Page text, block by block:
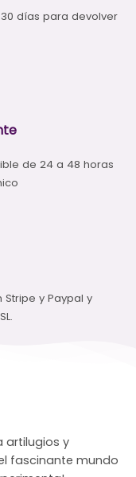
días para devolver
de 24 a 48 horas
y Paypal y
artilugios y
fascinante mundo